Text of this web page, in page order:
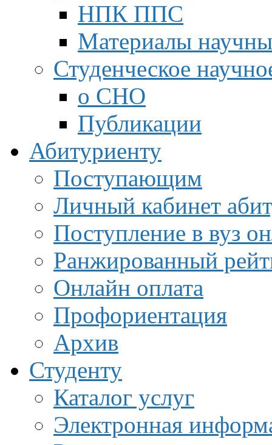
НПК ППС
Материалы
Студенческое
о СНО
Публикации
Абитуриенту
Поступающим
Личный кабинет
Поступление в вуз
Ранжированный
Онлайн оплата
Профориентация
Архив
Студенту
Каталог услуг
Электронная